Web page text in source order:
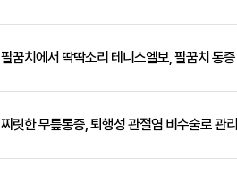
팔꿈치에서 딱딱소리 테니스엘보, 팔꿈치 통
찌릿한 무릎통증, 퇴행성 관절염 비수술로 관